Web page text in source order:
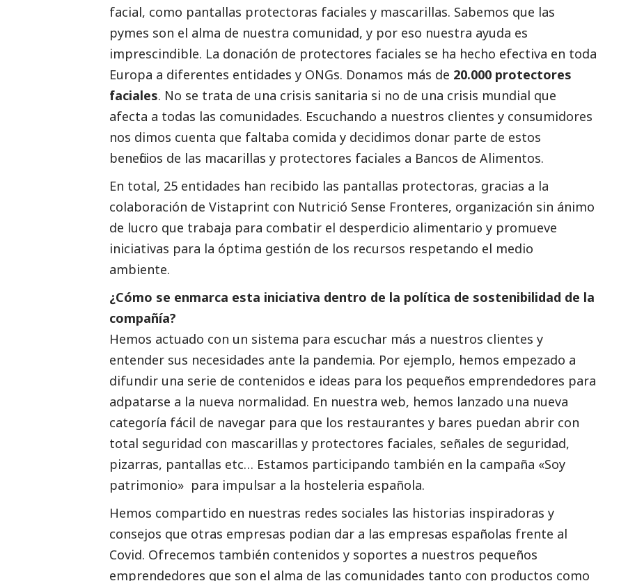
facial, como pantallas protectoras faciales y mascarillas. Sabemos que las
pymes son el alma de nuestra comunidad, y por eso nuestra ayuda es
imprescindible. La donación de protectores faciales se ha hecho efectiva en toda
Europa a diferentes entidades y ONGs. Donamos más de 20.000 protectores
faciales. No se trata de una crisis sanitaria si no de una crisis mundial que
afecta a todas las comunidades. Escuchando a nuestros clientes y consumidores
nos dimos cuenta que faltaba comida y decidimos donar parte de estos
beneficios de las macarillas y protectores faciales a Bancos de Alimentos.
En total, 25 entidades han recibido las pantallas protectoras, gracias a la
colaboración de Vistaprint con Nutrició Sense Fronteres, organización sin ánimo
de lucro que trabaja para combatir el desperdicio alimentario y promueve
iniciativas para la óptima gestión de los recursos respetando el medio
ambiente.
¿Cómo se enmarca esta iniciativa dentro de la política de sostenibilidad de la
compañía?
Hemos actuado con un sistema para escuchar más a nuestros clientes y
entender sus necesidades ante la pandemia. Por ejemplo, hemos empezado a
difundir una serie de contenidos e ideas para los pequeños emprendedores para
adpatarse a la nueva normalidad. En nuestra web, hemos lanzado una nueva
categoría fácil de navegar para que los restaurantes y bares puedan abrir con
total seguridad con mascarillas y protectores faciales, señales de seguridad,
pizarras, pantallas etc… Estamos participando también en la campaña «Soy
patrimonio» para impulsar a la hosteleria española.
Hemos compartido en nuestras redes sociales las historias inspiradoras y
consejos que otras empresas podian dar a las empresas españolas frente al
Covid. Ofrecemos también contenidos y soportes a nuestros pequeños
emprendedores que son el alma de las comunidades tanto con productos como